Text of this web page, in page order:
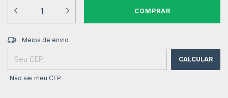
Entregas para o CEP:
Meios de envio
CALCULAR
Não sei meu CEP